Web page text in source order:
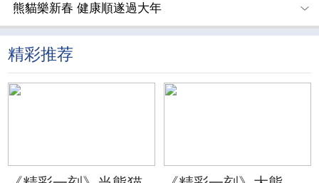
熊貓樂新春 健康順遂過大年
精彩推荐